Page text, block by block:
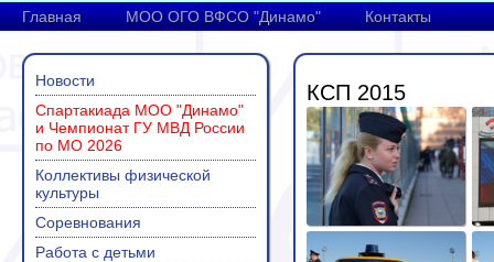
Главная МОО ОГО ВФСО "Динамо" Контакты
Новости
Спартакиада МОО "Динамо"
и Чемпионат ГУ МВД России
по МО 2026
Коллективы физической
культуры
Соревнования
Работа с детьми
КСП 2015